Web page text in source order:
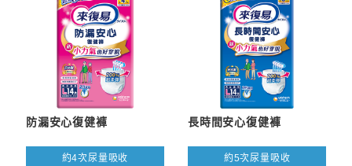
防漏安心復健褲
約4次尿量吸收
長時間安心復健褲
約5次尿量吸收